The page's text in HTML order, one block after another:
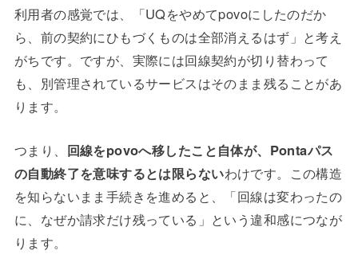
利用者の感覚では、「UQをやめてpovoにしたのだか
ら、前の契約にひもづくものは全部消えるはず」と考え
がちです。ですが、実際には回線契約が切り替わって
も、別管理されているサービスはそのまま残ることがあ
ります。
つまり、 回線をpovoへ移したこと自体が、Pontaパス
の自動終了を意味するとは限らないわけです。この構造
を知らないまま手続きを進めると、「回線は変わったの
に、なぜか請求だけ残っている」という違和感につなが
ります。